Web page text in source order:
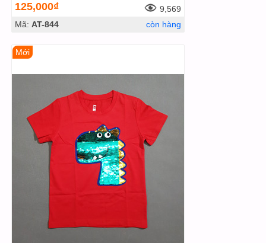
125,000₫
9,569
Mã: AT-844 còn hàng
Mới